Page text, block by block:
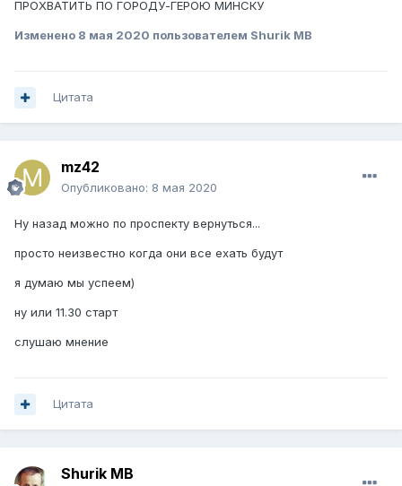
ПРОХВАТИТЬ ПО ГОРОДУ-ГЕРОЮ МИНСКУ
Изменено 8 мая 2020 пользователем Shurik MB
Цитата
mz42
Опубликовано: 8 мая 2020
Ну назад можно по проспекту вернуться...
просто неизвестно когда они все ехать будут
я думаю мы успеем)
ну или 11.30 старт
слушаю мнение
Цитата
Shurik MB